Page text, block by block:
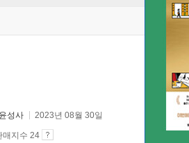
윤성사 2023년 08월 30일
매지수 24